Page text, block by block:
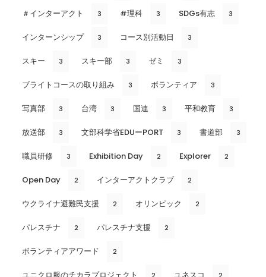
＃インターアクト 3 #理科 3 SDGs有志 3
インターンシップ 3 コース別活動日 3
スキー 3 スキー部 3 ゼミ 3
ブライトコースの取り組み 3 ボランティア 3
写真部 3 台湾 3 国連 3 平和教育 3
放送部 3 文部科学省EDUーPORT 3 書道部 3
職員研修 3 Exhibition Day 2 Explorer 2
Open Day 2 インターアクトクラブ 2
ウクライナ避難民支援 2 オリンピック 2
パレスチナ 2 パレスチナ支援 2
ボランティアアワード 2